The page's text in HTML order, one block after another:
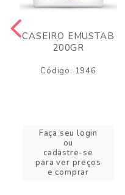
CASEIRO EMUSTAB
200GR
Código: 1946
Faça seu login
ou
cadastre-se
para ver preços
e comprar